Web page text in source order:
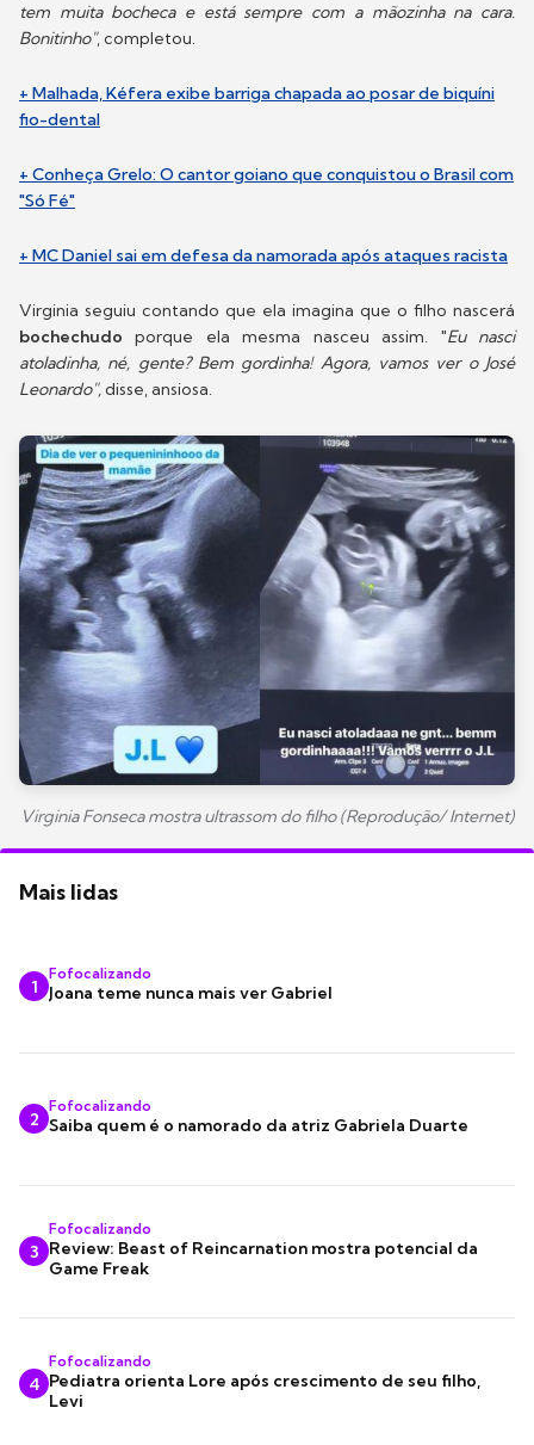
tem muita bocheca e está sempre com a mãozinha na cara.
Bonitinho", completou.
+ Malhada, Kéfera exibe barriga chapada ao posar de biquíni
fio-dental
+ Conheça Grelo: O cantor goiano que conquistou o Brasil com
"Só Fé"
+ MC Daniel sai em defesa da namorada após ataques racista
Virginia seguiu contando que ela imagina que o filho nascerá
bochechudoporque ela mesma nasceu assim. "Eu nasci
atoladinha, né, gente? Bem gordinha! Agora, vamos ver o José
Leonardo",disse, ansiosa.
Virginia Fonseca mostra ultrassom do filho (Reprodução/ Internet)
Mais lidas
1
Fofocalizando
Joana teme nunca mais ver Gabriel
2
Fofocalizando
Saiba quem é o namorado da atriz Gabriela Duarte
3
Fofocalizando
Review: Beast of Reincarnation mostra potencial da
Game Freak
4
Fofocalizando
Pediatra orienta Lore após crescimento de seu filho,
Levi